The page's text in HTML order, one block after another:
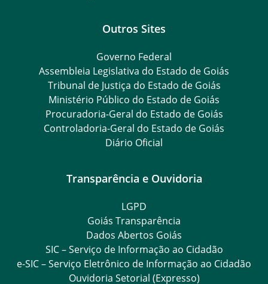
Outros Sites
Governo Federal
Assembleia Legislativa do Estado de Goiás
Tribunal de Justiça do Estado de Goiás
Ministério Público do Estado de Goiás
Procuradoria-Geral do Estado de Goiás
Controladoria-Geral do Estado de Goiás
Diário Oficial
Transparência e Ouvidoria
LGPD
Goiás Transparência
Dados Abertos Goiás
SIC – Serviço de Informação ao Cidadão
e-SIC – Serviço Eletrônico de Informação ao Cidadão
Ouvidoria Setorial (Expresso)